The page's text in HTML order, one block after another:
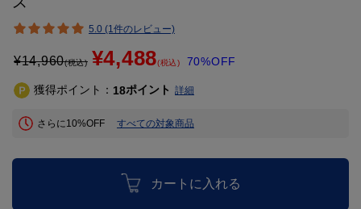
5.0 (1件のレビュー)
¥14,960(税込) ¥4,488(税込) 70%OFF
獲得ポイント： 18ポイント 詳細
さらに10%OFF すべての対象商品
カートに入れる